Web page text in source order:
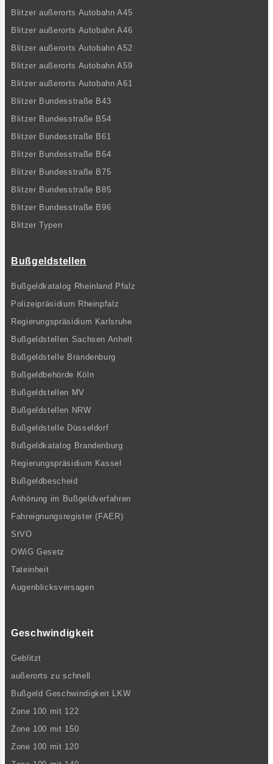
Blitzer außerorts Autobahn A45
Blitzer außerorts Autobahn A46
Blitzer außerorts Autobahn A52
Blitzer außerorts Autobahn A59
Blitzer außerorts Autobahn A61
Blitzer Bundesstraße B43
Blitzer Bundesstraße B54
Blitzer Bundesstraße B61
Blitzer Bundesstraße B64
Blitzer Bundesstraße B75
Blitzer Bundesstraße B85
Blitzer Bundesstraße B96
Blitzer Typen
Bußgeldstellen
Bußgeldkatalog Rheinland Pfalz
Polizeipräsidium Rheinpfalz
Regierungspräsidium Karlsruhe
Bußgeldstellen Sachsen Anhelt
Bußgeldstelle Brandenburg
Bußgeldbehörde Köln
Bußgeldstellen MV
Bußgeldstellen NRW
Bußgeldstelle Düsseldorf
Bußgeldkatalog Brandenburg
Regierungspräsidium Kassel
Bußgeldbescheid
Anhörung im Bußgeldverfahren
Fahreignungsregister (FAER)
StVO
OWiG Gesetz
Tateinheit
Augenblicksversagen
Geschwindigkeit
Geblitzt
außerorts zu schnell
Bußgeld Geschwindigkeit LKW
Zone 100 mit 122
Zone 100 mit 150
Zone 100 mit 120